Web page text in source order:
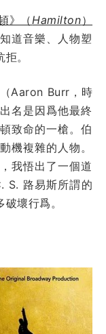
》（ Hamilton）
道音樂、人物塑
。
Aaron Burr，時
名是因爲他最終
致命的一槍。伯
機複雜的人物。
我悟出了一個道
S. 路易斯所謂的
壞行爲。